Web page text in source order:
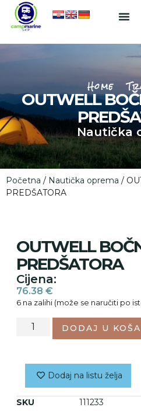
Home
OUTWELL
Nautička
Početna / Nautička oprema /
PREDŠATORA
OUTWELL
PREDŠATORA
Cijena:
76.38 €
6 na zalihi (može se naručiti po
DODAJ U
Dodaj na listu želja
SKU
111233